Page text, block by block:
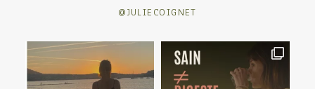
@JULIECOIGNET